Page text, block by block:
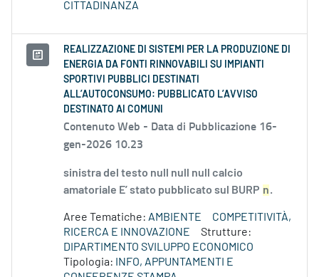
CITTADINANZA
REALIZZAZIONE DI SISTEMI PER LA PRODUZIONE DI
ENERGIA DA FONTI RINNOVABILI SU IMPIANTI
SPORTIVI PUBBLICI DESTINATI
ALL’AUTOCONSUMO: PUBBLICATO L’AVVISO
DESTINATO AI COMUNI
Contenuto Web - Data di Pubblicazione 16-
gen-2026 10.23
sinistra del testo null null null calcio
amatoriale E’ stato pubblicato sul BURP n.
Aree Tematiche: AMBIENTE
COMPETITIVITÀ,
RICERCA E INNOVAZIONE
Strutture:
DIPARTIMENTO SVILUPPO ECONOMICO
Tipologia:
INFO, APPUNTAMENTI E